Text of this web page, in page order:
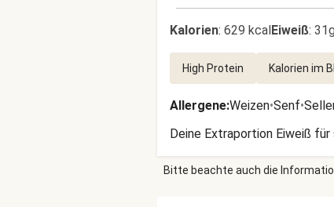
Kalorien: 629 kcalEiweiß:
High Protein Kalorien im
Allergene:Weizen•Senf•
Deine Extraportion Eiweiß
Bitte beachte auch die